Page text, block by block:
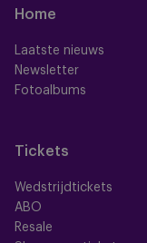
Home
Laatste nieuws
Newsletter
Fotoalbums
Tickets
Wedstrijdtickets
ABO
Resale